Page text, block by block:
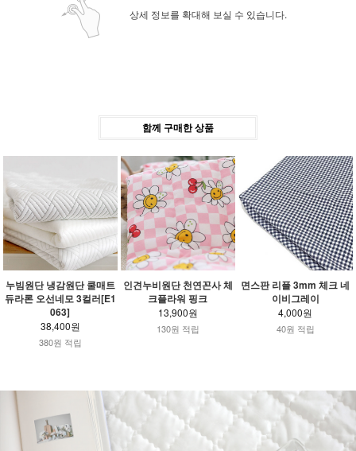
상세 정보를 확대해 보실 수 있습니다.
함께 구매한 상품
누빔원단 냉감원단 쿨매트
듀라론 오선네모 3컬러[E1
063]
38,400원
380원 적립
인견누비원단 천연꼰사 체
크플라워 핑크
13,900원
130원 적립
면스판 리플 3mm 체크 네
이비그레이
4,000원
40원 적립